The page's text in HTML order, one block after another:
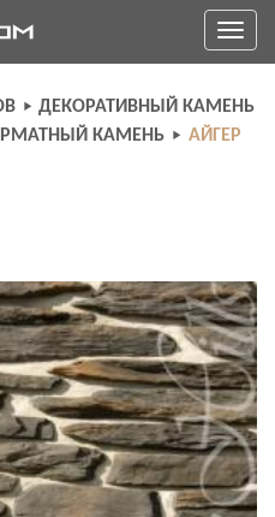
Toggle
ДЕКОРАТИВНЫЙ КАМЕНЬ
КАМЕНЬ АЙГЕР